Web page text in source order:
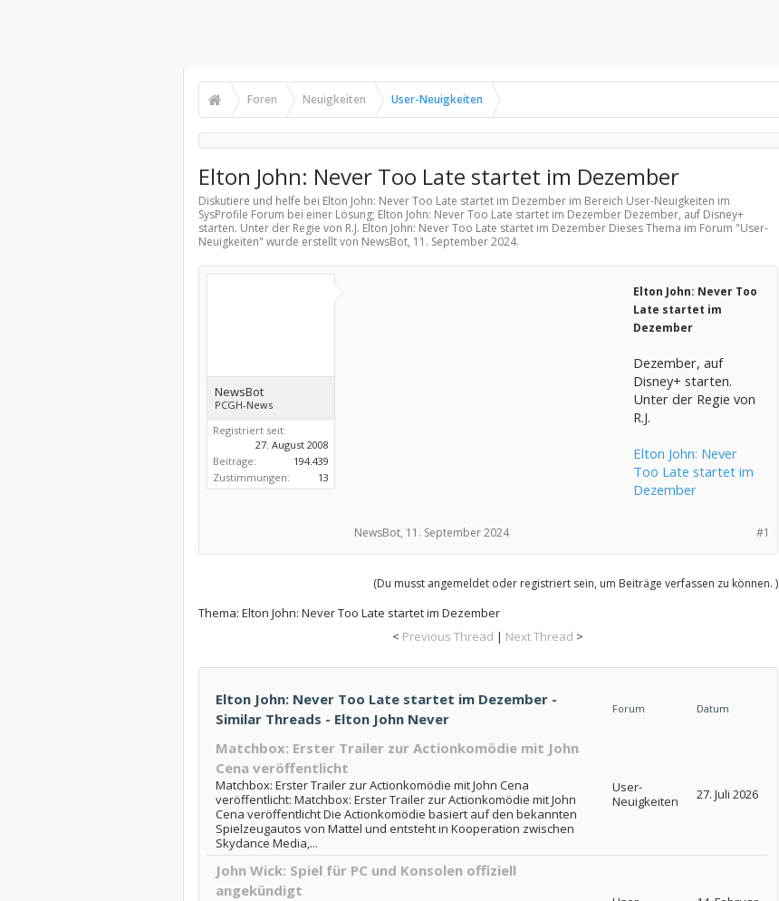
Foren Neuigkeiten User-Neuigkeiten
Elton John: Never Too Late startet im Dezember
Diskutiere und helfe bei Elton John: Never Too Late startet im Dezember im Bereich User-Neuigkeiten im
SysProfile Forum bei einer Lösung; Elton John: Never Too Late startet im Dezember Dezember, auf Disney+
starten. Unter der Regie von R.J. Elton John: Never Too Late startet im Dezember Dieses Thema im Forum "User-
Neuigkeiten" wurde erstellt von NewsBot, 11. September 2024.
NewsBot
PCGH-News
Registriert seit:
27. August 2008
Beiträge:
194.439
Zustimmungen:
13
Elton John: Never Too
Late startet im
Dezember
Dezember, auf
Disney+ starten.
Unter der Regie von
R.J.
Elton John: Never
Too Late startet im
Dezember
#1
NewsBot, 11. September 2024
(Du musst angemeldet oder registriert sein, um Beiträge verfassen zu können. )
Thema: Elton John: Never Too Late startet im Dezember
< Previous Thread | Next Thread >
Elton John: Never Too Late startet im Dezember -
Similar Threads - Elton John Never
Forum Datum
Matchbox: Erster Trailer zur Actionkomödie mit John
Cena veröffentlicht
Matchbox: Erster Trailer zur Actionkomödie mit John Cena
veröffentlicht: Matchbox: Erster Trailer zur Actionkomödie mit John
Cena veröffentlicht Die Actionkomödie basiert auf den bekannten
Spielzeugautos von Mattel und entsteht in Kooperation zwischen
Skydance Media,...
User-
Neuigkeiten
27. Juli 2026
John Wick: Spiel für PC und Konsolen offiziell
angekündigt